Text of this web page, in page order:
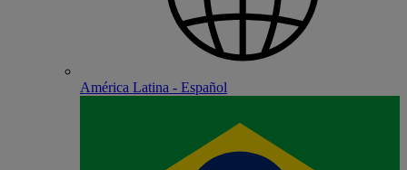
América Latina - Español